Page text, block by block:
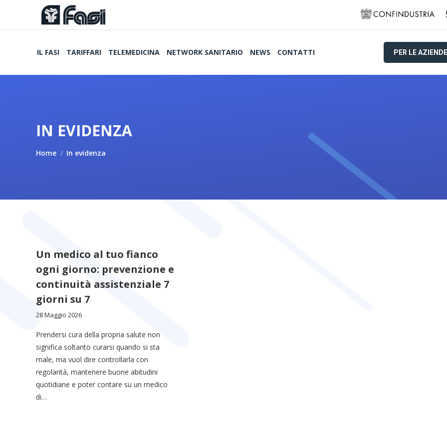
IL FASI TARIFFARI TELEMEDICINA NETWORK SANITARIO NEWS CONTATTI PER LE AZIENDE
IN EVIDENZA
Tu sei qui:
Home In evidenza
Un medico al tuo fianco
ogni giorno: prevenzione e
continuità assistenziale 7
giorni su 7
28 Maggio 2026
Prendersi cura della propria salute non
significa soltanto curarsi quando si sta
male, ma vuol dire controllarla con
regolarità, mantenere buone abitudini
quotidiane e poter contare su un medico
di…